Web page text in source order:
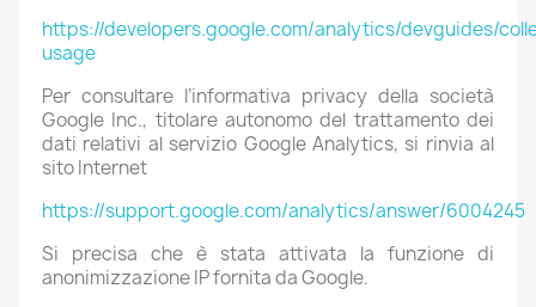
https://developers.google.com/analytics/devguides/
usage
Per consultare l’informativa privacy della società
Google Inc., titolare autonomo del trattamento dei
dati relativi al servizio Google Analytics, si rinvia al
sito Internet
https://support.google.com/analytics/answer/6004245
Si precisa che è stata attivata la funzione di
anonimizzazione IP fornita da Google.